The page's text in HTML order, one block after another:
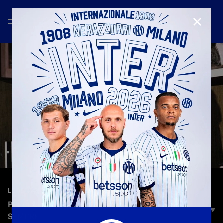
LEGENDS —10 dic 2025
PEPPINO PRISCO: IL PIÙ GRANDE INTERISTA DI
SEMPRE